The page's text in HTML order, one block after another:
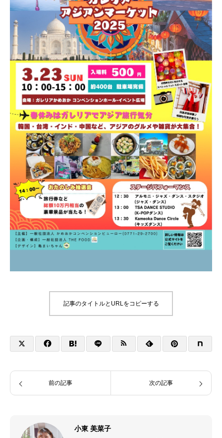
記事のタイトルとURLをコピーする
前の記事 次の記事
小東 美菜子